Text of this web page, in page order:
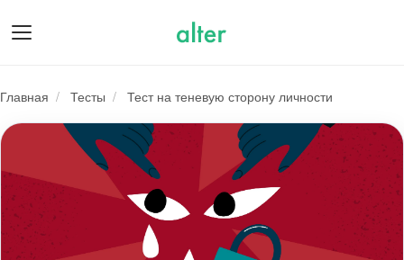
О нас
Подарочные сертификаты
Психологам
Главная / Тесты / Тест на теневую сторону личности
Тест на теневую сторону личности